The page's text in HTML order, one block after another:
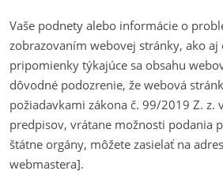
Vaše podnety alebo informácie o
zobrazovaním webovej stránky, ako
pripomienky týkajúce sa obsahu
dôvodné podozrenie, že webová
požiadavkami zákona č. 99/2019 Z. z.
predpisov, vrátane možnosti podania
štátne orgány, môžete zasielať na
webmastera].